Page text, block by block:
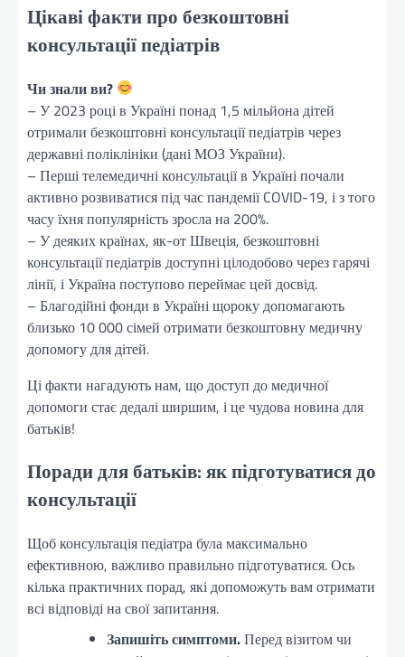
Цікаві факти про безкоштовні
консультації педіатрів
Чи знали ви?
– У 2023 році в Україні понад 1,5 мільйона дітей
отримали безкоштовні консультації педіатрів через
державні поліклініки (дані МОЗ України).
– Перші телемедичні консультації в Україні почали
активно розвиватися під час пандемії COVID-19, і з того
часу їхня популярність зросла на 200%.
– У деяких країнах, як-от Швеція, безкоштовні
консультації педіатрів доступні цілодобово через гарячі
лінії, і Україна поступово переймає цей досвід.
– Благодійні фонди в Україні щороку допомагають
близько 10 000 сімей отримати безкоштовну медичну
допомогу для дітей.
Ці факти нагадують нам, що доступ до медичної
допомоги стає дедалі ширшим, і це чудова новина для
батьків!
Поради для батьків: як підготуватися до
консультації
Щоб консультація педіатра була максимально
ефективною, важливо правильно підготуватися. Ось
кілька практичних порад, які допоможуть вам отримати
всі відповіді на свої запитання.
Запишіть симптоми.Перед візитом чи